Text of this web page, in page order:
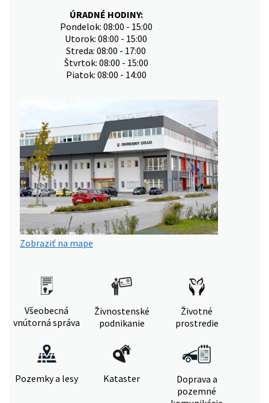
ÚRADNÉ HODINY:
Pondelok: 08:00 - 15:00
Utorok: 08:00 - 15:00
Streda: 08:00 - 17:00
Štvrtok: 08:00 - 15:00
Piatok: 08:00 - 14:00
Zobraziť na mape
Všeobecná
vnútorná správa
Živnostenské
podnikanie
Životné
prostredie
Pozemky a lesy Kataster
Doprava a
pozemné